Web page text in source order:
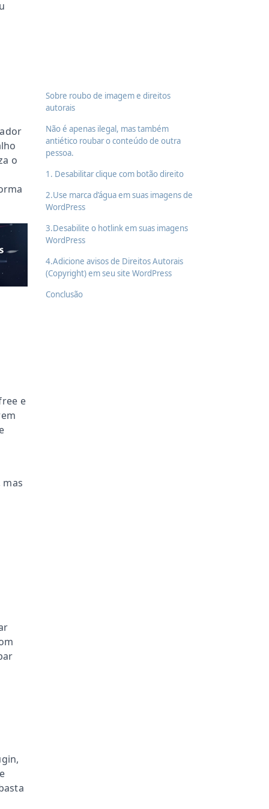
o
e
Sobre roubo de imagem e direitos
autorais
Não é apenas ilegal, mas também
antiético roubar o conteúdo de outra
pessoa.
1. Desabilitar clique com botão direito
2.Use marca d’água em suas imagens de
WordPress
3.Desabilite o hotlink em suas imagens
WordPress
4.Adicione avisos de Direitos Autorais
(Copyright) em seu site WordPress
Conclusão